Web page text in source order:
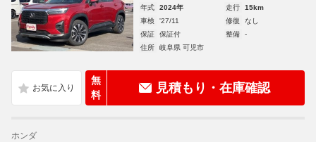
年式 2024年 走行
15km
車検
'27/11 修復
なし
保証
保証付 整備
-
住所
岐阜県 可児市
無
料
見積もり・在庫確認
ホンダ